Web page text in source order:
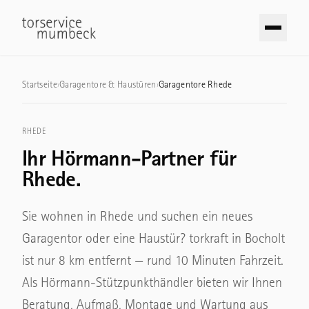
Garagentore
Sektionaltore
Schwingtore
Rolltore
TÜREN
Haustüren
TORE
Sektionaltore
Rolltore & Rollgitter
Pendeltore
Startseite›Garagentore & Haustüren›Garagentore Rhede
RHEDE
Ihr Hörmann-Partner für
Rhede.
Sie wohnen in Rhede und suchen ein neues
Garagentor oder eine Haustür? torkraft in Bocholt
ist nur 8 km entfernt — rund 10 Minuten Fahrzeit.
Als Hörmann-Stützpunkthändler bieten wir Ihnen
Beratung, Aufmaß, Montage und Wartung aus